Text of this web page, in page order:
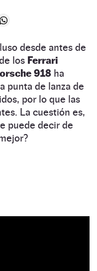
desde antes de
los Ferrari
918 ha
punta de lanza de
por lo que las
La cuestión es,
puede decir de